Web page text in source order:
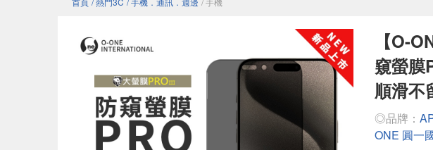
【O-
窺螢膜
順滑不
◎品牌：
ONE 圓一